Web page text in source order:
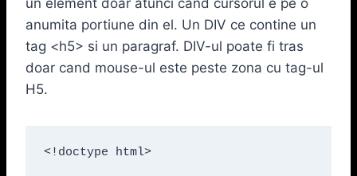
anumita portiune din el. Un DIV ce contine un
tag <h5> si un paragraf. DIV-ul poate fi tras
doar cand mouse-ul este peste zona cu tag-ul
H5.
<!doctype html>